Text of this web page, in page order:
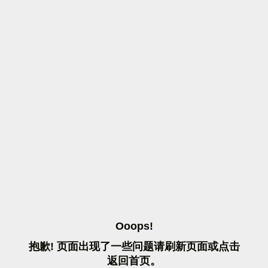
OOOPS!
抱歉! 页面出现了一些问题请刷 新页面或点击
返 回首页。